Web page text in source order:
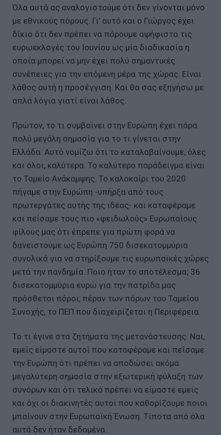
Όλα αυτά ας αναλογιστούμε ότι δεν γίνονται μόνο
με εθνικούς πόρους. Γι’ αυτό και ο Γιώργος έχει
δίκιο ότι δεν πρέπει να πάρουμε αψήφιστα τις
ευρωεκλογές του Ιουνίου ως μία διαδικασία η
οποία μπορεί να μην έχει πολύ σημαντικές
συνέπειες για την επόμενη μέρα της χώρας. Είναι
λάθος αυτή η προσέγγιση. Και θα σας εξηγήσω με
απλά λόγια γιατί είναι λάθος.
Πρώτον, το τι συμβαίνει στην Ευρώπη έχει πάρα
πολύ μεγάλη σημασία για το τι γίνεται στην
Ελλάδα. Αυτό νομίζω ότι το καταλαβαίνουμε, όλες
και όλοι, καλύτερα. Το καλύτερο παράδειγμα είναι
το Ταμείο Ανάκαμψης. Το καλοκαίρι του 2020
πήγαμε στην Ευρώπη -υπήρξα από τους
πρωτεργάτες αυτής της ιδέας- και καταφέραμε
και πείσαμε τους πιο «φειδωλούς» Ευρωπαίους
φίλους μας ότι έπρεπε για πρώτη φορά να
δανειστούμε ως Ευρώπη 750 δισεκατομμύρια
συνολικά για να στηρίξουμε τις ευρωπαϊκές χώρες
μετά την πανδημία. Ποιο ήταν το αποτέλεσμα; 36
δισεκατομμύρια ευρώ για την πατρίδα μας
πρόσθετοι πόροι, πέραν των πόρων του Ταμείου
Συνοχής, το ΠΕΠ που διαχειρίζεται η Περιφέρεια.
Το τι έγινε στα ζητήματα της μετανάστευσης. Ναι,
εμείς είμαστε αυτοί που καταφέραμε και πείσαμε
την Ευρώπη ότι πρέπει να αποδώσει ακόμα
μεγαλύτερη σημασία στην εξωτερική φύλαξη των
συνόρων και ότι τελικά πρέπει να είμαστε εμείς
και όχι οι διακινητές αυτοί που καθορίζουμε ποιοι
μπαίνουν στην Ευρωπαϊκή Ένωση. Τίποτα από όλα
αυτά δεν ήταν δεδομένα.